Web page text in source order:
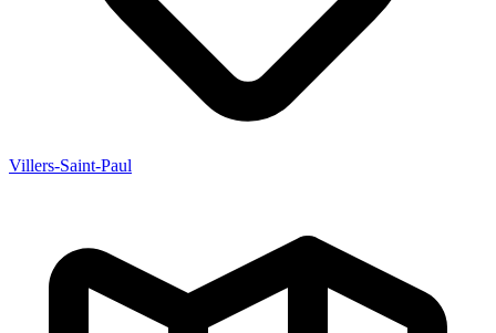
Villers-Saint-Paul